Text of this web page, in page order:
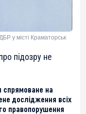
у місті Краматорськ
підозру не
спрямоване на
дослідження всіх
правопорушення